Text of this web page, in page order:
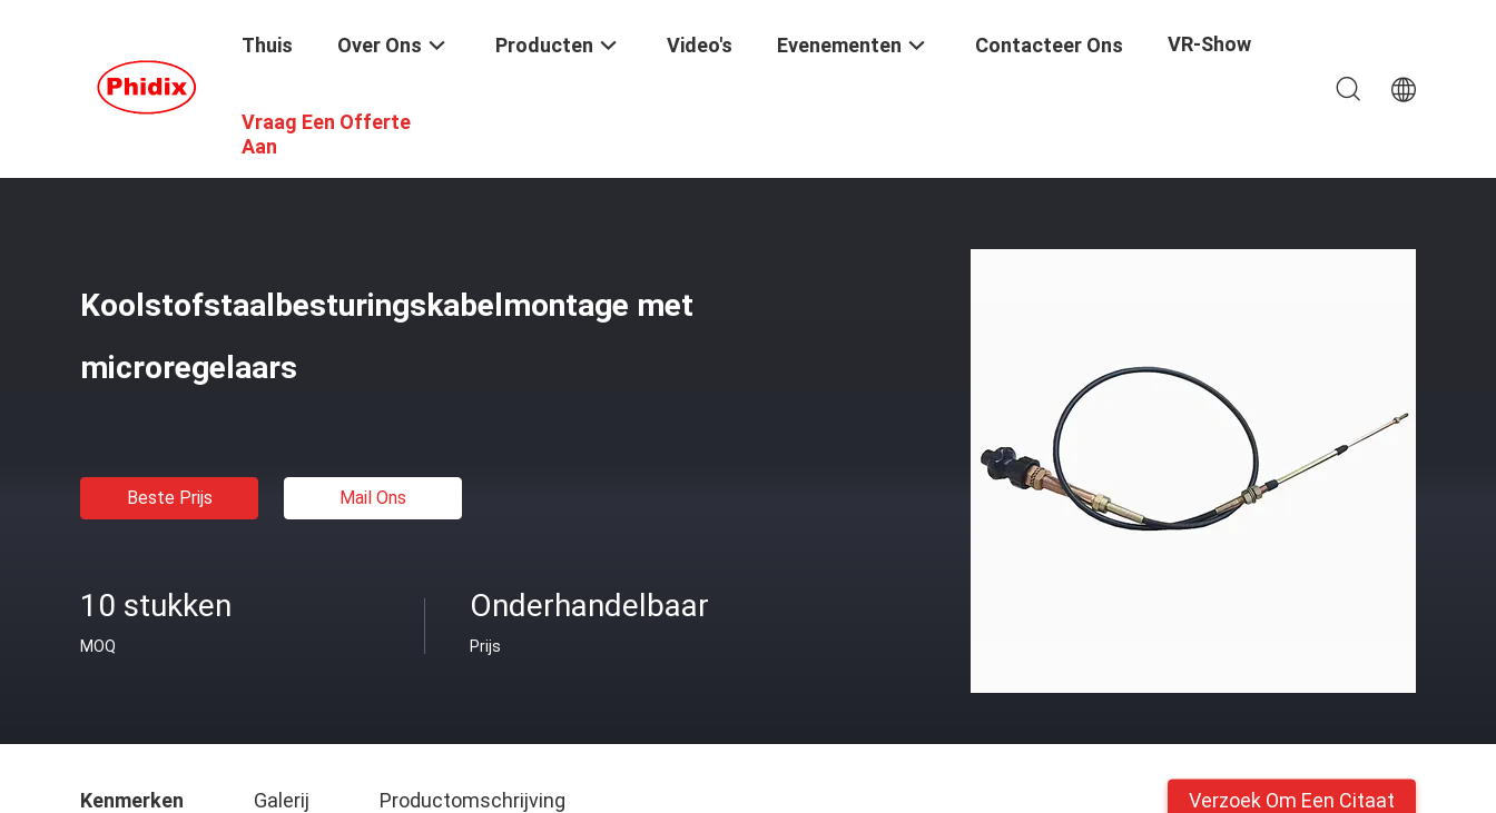
Thuis Over Ons Producten Video's Evenementen Contacteer Ons VR-Show
Vraag Een Offerte
Aan
Aangepaste Besturingskabel
Koolstofstaalbesturingskabelmontage met
microregelaars
Beste Prijs Mail Ons
10 stukken
MOQ
Onderhandelbaar
Prijs
Kenmerken Galerij Productomschrijving Verzoek Om Een Citaat